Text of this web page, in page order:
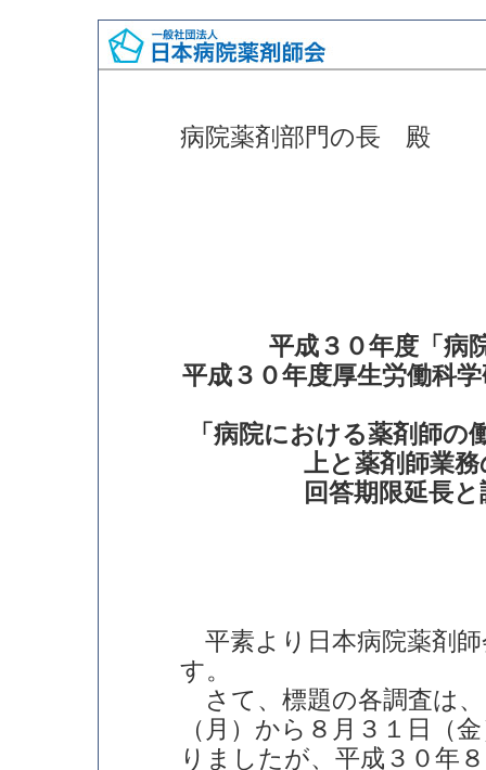
病院薬剤部門の長 殿
平成３０年度「病
平成３０年度厚生労働科
「病院における薬剤師
上と薬剤師業
回答期限延長
平素より日本病院薬剤
す。
さて、標題の各調査は
（月）から８月３１日（
りましたが、平成３０年